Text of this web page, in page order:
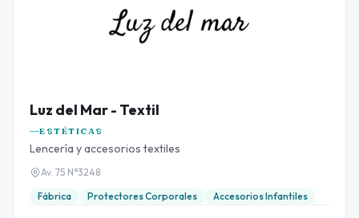
Luz del Mar - Textil
ESTÉTICAS
Lencería y accesorios textiles
Av. 75 N°3248
Fábrica
Protectores Corporales Accesorios Infantiles